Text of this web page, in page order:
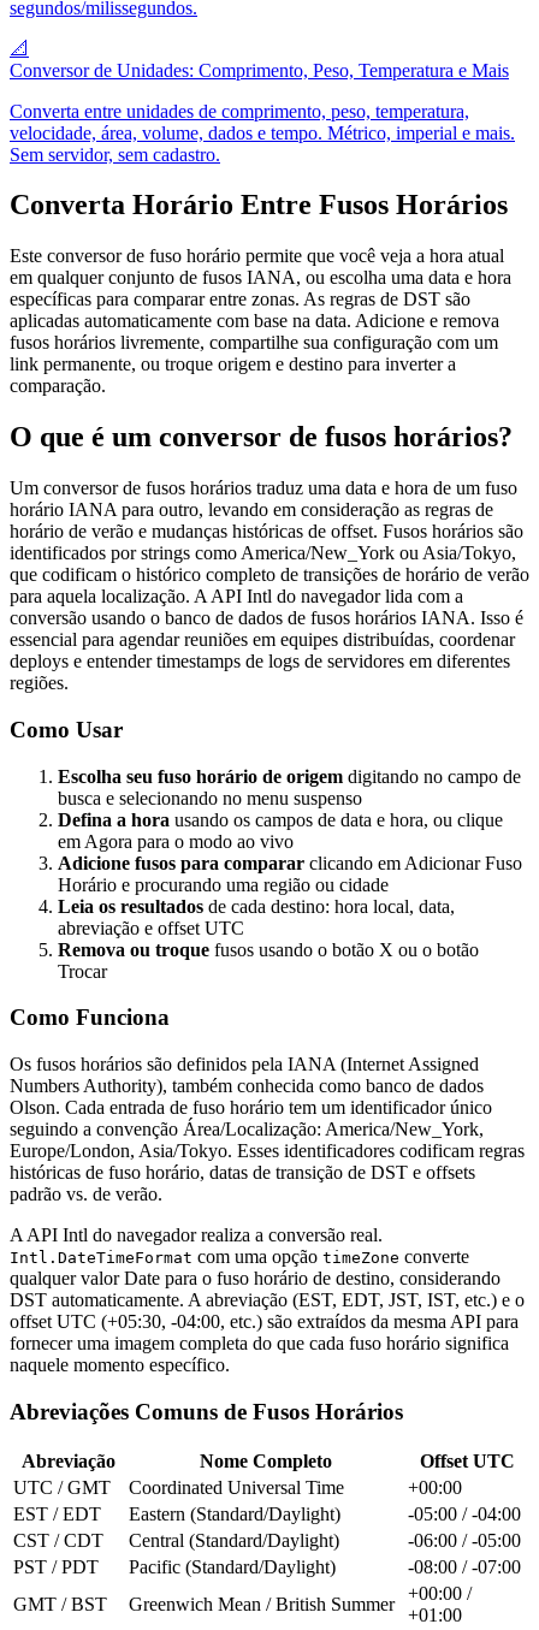
segundos/milissegundos.
📐
Conversor de Unidades: Comprimento, Peso, Temperatura e Mais
Converta entre unidades de comprimento, peso, temperatura,
velocidade, área, volume, dados e tempo. Métrico, imperial e mais.
Sem servidor, sem cadastro.
Converta Horário Entre Fusos Horários
Este conversor de fuso horário permite que você veja a hora atual
em qualquer conjunto de fusos IANA, ou escolha uma data e hora
específicas para comparar entre zonas. As regras de DST são
aplicadas automaticamente com base na data. Adicione e remova
fusos horários livremente, compartilhe sua configuração com um
link permanente, ou troque origem e destino para inverter a
comparação.
O que é um conversor de fusos horários?
Um conversor de fusos horários traduz uma data e hora de um fuso
horário IANA para outro, levando em consideração as regras de
horário de verão e mudanças históricas de offset. Fusos horários são
identificados por strings como America/New_York ou Asia/Tokyo,
que codificam o histórico completo de transições de horário de verão
para aquela localização. A API Intl do navegador lida com a
conversão usando o banco de dados de fusos horários IANA. Isso é
essencial para agendar reuniões em equipes distribuídas, coordenar
deploys e entender timestamps de logs de servidores em diferentes
regiões.
Como Usar
Escolha seu fuso horário de origem digitando no campo de
busca e selecionando no menu suspenso
Defina a hora usando os campos de data e hora, ou clique
em Agora para o modo ao vivo
Adicione fusos para comparar clicando em Adicionar Fuso
Horário e procurando uma região ou cidade
Leia os resultados de cada destino: hora local, data,
abreviação e offset UTC
Remova ou troque fusos usando o botão X ou o botão
Trocar
Como Funciona
Os fusos horários são definidos pela IANA (Internet Assigned
Numbers Authority), também conhecida como banco de dados
Olson. Cada entrada de fuso horário tem um identificador único
seguindo a convenção Área/Localização: America/New_York,
Europe/London, Asia/Tokyo. Esses identificadores codificam regras
históricas de fuso horário, datas de transição de DST e offsets
padrão vs. de verão.
A API Intl do navegador realiza a conversão real.
Intl.DateTimeFormat com uma opção timeZone converte
qualquer valor Date para o fuso horário de destino, considerando
DST automaticamente. A abreviação (EST, EDT, JST, IST, etc.) e o
offset UTC (+05:30, -04:00, etc.) são extraídos da mesma API para
fornecer uma imagem completa do que cada fuso horário significa
naquele momento específico.
Abreviações Comuns de Fusos Horários
Abreviação Nome Completo
Offset UTC
UTC / GMT
Coordinated Universal Time
+00:00
EST / EDT
Eastern (Standard/Daylight)
-05:00 / -04:00
CST / CDT
Central (Standard/Daylight)
-06:00 / -05:00
PST / PDT
Pacific (Standard/Daylight)
-08:00 / -07:00
GMT / BST
Greenwich Mean / British Summer
+00:00 /
+01:00